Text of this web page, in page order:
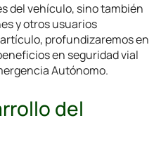
del vehículo, sino también
y otros usuarios
profundizaremos en
en seguridad vial
Autónomo.
del